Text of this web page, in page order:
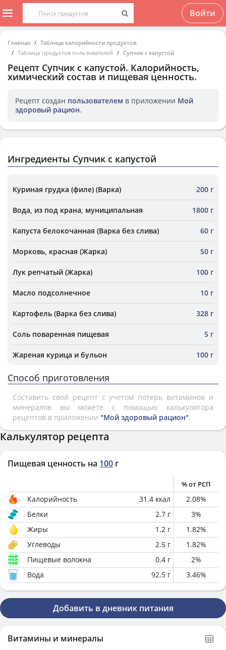
Войти
Главная
Таблица калорийности продуктов
Таблица продуктов пользователей
Супчик с капустой
Рецепт Супчик с капустой. Калорийность,
химический состав и пищевая ценность.
Рецепт создан пользователем в приложении Мой
здоровый рацион.
Ингредиенты Супчик с капустой
Куриная грудка (филе) (Варка) 200 г
Вода, из под крана, муниципальная 1800 г
Капуста белокочанная (Варка без слива) 60 г
Морковь, красная (Жарка) 50 г
Лук репчатый (Жарка) 100 г
Масло подсолнечное 10 г
Картофель (Варка без слива) 328 г
Соль поваренная пищевая 5 г
Жареная курица и бульон 100 г
Способ приготовления
Составить свой рецепт с учетом потерь витаминов и
минералов вы можете с помощью калькулятора
рецептов в приложении "Мой здоровый рацион".
Калькулятор рецепта
Пищевая ценность на 100 г
% от РСП
Калорийность 31.4 ккал 2.08%
Белки
2.7 г 3%
Жиры
1.2 г 1.82%
Углеводы
2.5 г 1.82%
Пищевые волокна
0.4 г 2%
Вода
92.5 г 3.46%
Добавить в дневник питания
Витамины и минералы